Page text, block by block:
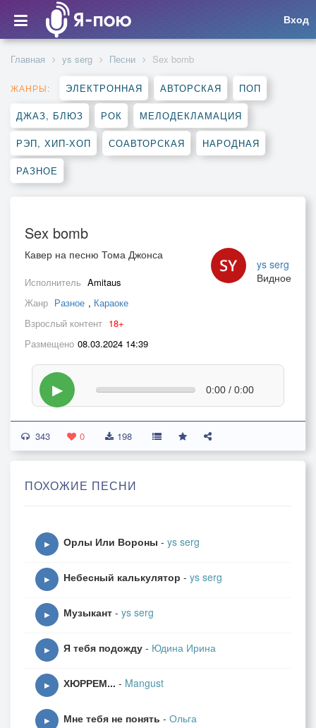
Вход
Главная ys serg Песни Sex bomb
ЖАНРЫ: ЭЛЕКТРОННАЯ АВТОРСКАЯ ПОП
ДЖАЗ, БЛЮЗ РОК МЕЛОДЕКЛАМАЦИЯ
РЭП, ХИП-ХОП СОАВТОРСКАЯ НАРОДНАЯ
РАЗНОЕ
Sex bomb
ys serg
Видное
Кавер на песню Тома Джонса
Исполнитель Amitaus
Жанр Разное , Караоке
Взрослый контент 18+
Размещено 08.03.2024 14:39
▶ 0:00 / 0:00
343 0 198
ПОХОЖИЕ ПЕСНИ
▶ Орлы Или Вороны - ys serg
▶ Небесный калькулятор - ys serg
▶ Музыкант - ys serg
▶ Я тебя подожду - Юдина Ирина
▶ ХЮРРЕМ... - Mangust
▶ Мне тебя не понять - Ольга